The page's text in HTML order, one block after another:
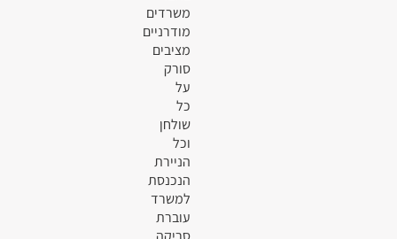
משרדים
מודרניים
מציבים
סורק
על
כל
שולחן
וכל
הניירת
הנכנסת
למשרד
עוברת